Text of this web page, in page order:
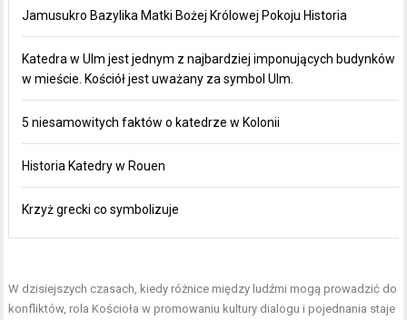
Jamusukro Bazylika Matki Bożej Królowej Pokoju Historia
Katedra w Ulm jest jednym z najbardziej imponujących budynków
w mieście. Kościół jest uważany za symbol Ulm.
5 niesamowitych faktów o katedrze w Kolonii
Historia Katedry w Rouen
Krzyż grecki co symbolizuje
W dzisiejszych czasach, kiedy różnice między ludźmi mogą prowadzić do
konfliktów, rola Kościoła w promowaniu kultury dialogu i pojednania staje